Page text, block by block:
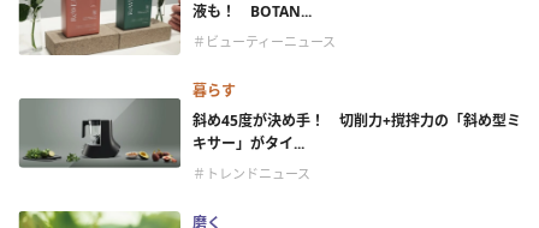
液も！ BOTAN...
＃ビューティーニュース
暮らす
斜め45度が決め手！ 切削力+撹拌力の「斜め型ミ
キサー」がタイ...
＃トレンドニュース
磨く